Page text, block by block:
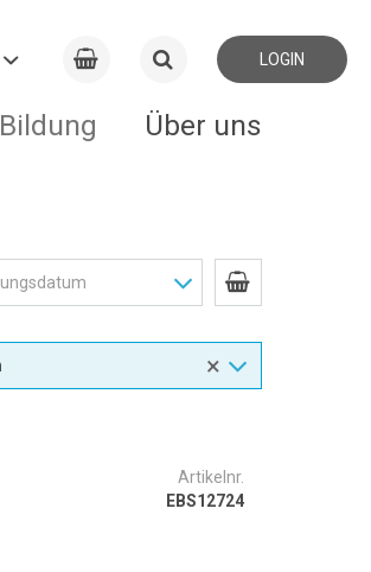
LOGIN
Bildung Über uns
×
Artikelnr.
EBS12724